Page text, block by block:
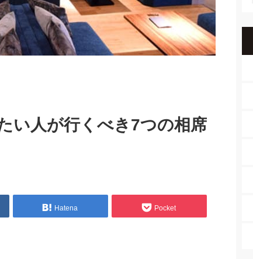
い人が行くべき7つの相席
Hatena Pocket